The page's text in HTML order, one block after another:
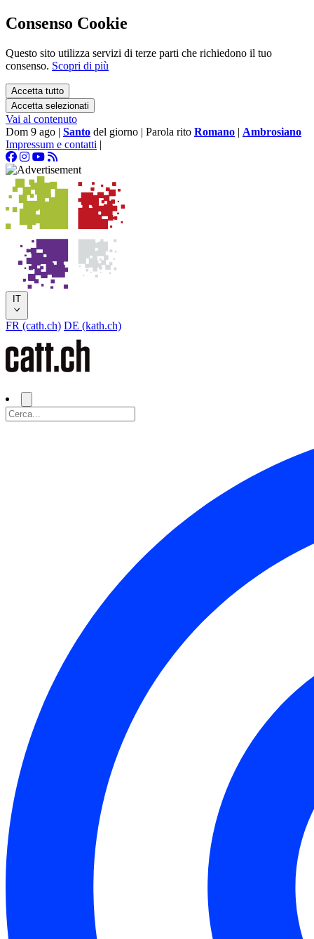
Consenso Cookie
Questo sito utilizza servizi di terze parti che richiedono il tuo
consenso. Scopri di più
Accetta tutto
Accetta selezionati
Vai al contenuto
Dom 9 ago | Santo del giorno | Parola rito Romano | Ambrosiano
Impressum e contatti |
IT
FR (cath.ch) DE (kath.ch)